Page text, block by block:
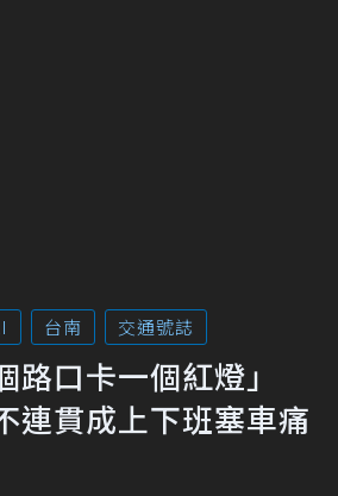
台南 交通號誌
路口卡一個紅燈」
連貫成上下班塞車痛